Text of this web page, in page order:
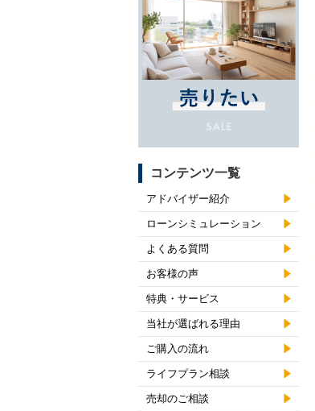
コンテンツ一覧
アドバイザー紹介
ローンシミュレーション
よくある質問
お客様の声
特典・サービス
当社が選ばれる理由
ご購入の流れ
ライフプラン相談
売却のご相談